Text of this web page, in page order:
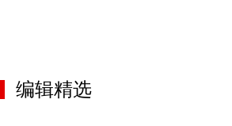
编辑精选